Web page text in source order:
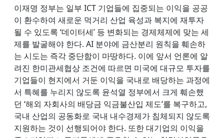
이재명 정부는 일부 ICT 기업들에 집중되는 이익을 공공
이 환수하여 새로운 먹거리 산업 육성과 복지에 재투자
될 수 있도록 ‘데이터세’ 등 변화되는 경제체제에 맞는 세
제를 발굴해야 한다. AI 분야에 금산분리 원칙을 훼손하
는 시도는 즉각 중단함이 마땅하다. 이에 앞서 언론에 알
려진 한미관세협상 조건에 따르면 미국에 대규모 투자를
기업들이 현지에서 거둔 이익을 국내로 배당하는 과정에
서 특혜를 누리지 않도록 윤석열 정부에서 크게 훼손했
던 ‘해외 자회사의 배당금 익금불산입 제도’를 복구하고,
국내 산업의 공동화로 국내 내수경제가 침체되지 않도록
지원하는 것이 선행되어야 한다. 또한 대기업의 이익을